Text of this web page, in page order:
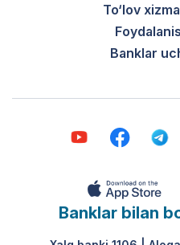
To‘lov
Banklar
Banklar bilan